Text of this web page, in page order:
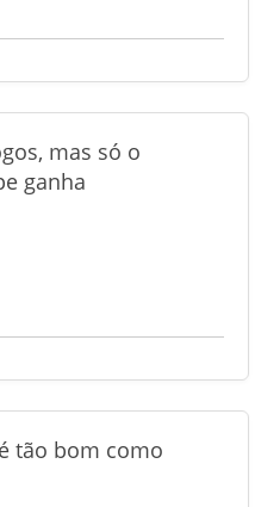
mas só o
ganha
tão bom como